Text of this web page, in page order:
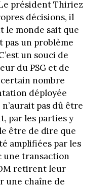
président Thiriez
décisions, il
le monde sait que
pas un problème
un souci de
du PSG et de
nombre
déployée
pas dû être
par les parties y
être de dire que
amplifiées par les
une transaction
retirent leur
une chaîne de